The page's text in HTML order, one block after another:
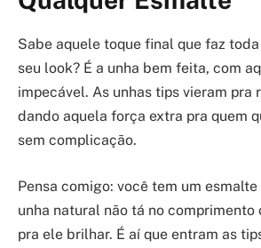
Sabe aquele toque final que faz
seu look? É a unha bem feita, com
impecável. As unhas tips vieram pra
dando aquela força extra pra quem
sem complicação.
Pensa comigo: você tem um
unha natural não tá no comprimento
pra ele brilhar. É aí que entram as